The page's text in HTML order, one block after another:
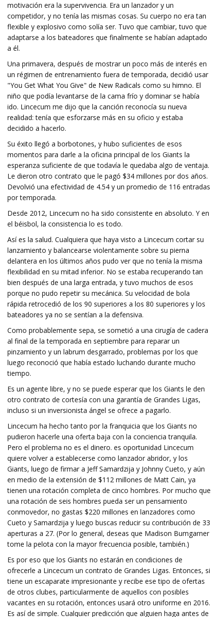
motivación era la supervivencia. Era un lanzador y un
competidor, y no tenía las mismas cosas. Su cuerpo no era tan
flexible y explosivo como solía ser. Tuvo que cambiar, tuvo que
adaptarse a los bateadores que finalmente se habían adaptado
a él.
Una primavera, después de mostrar un poco más de interés en
un régimen de entrenamiento fuera de temporada, decidió usar
"You Get What You Give" de New Radicals como su himno. El
niño que podía levantarse de la cama frío y dominar se había
ido. Lincecum me dijo que la canción reconocía su nueva
realidad: tenía que esforzarse más en su oficio y estaba
decidido a hacerlo.
Su éxito llegó a borbotones, y hubo suficientes de esos
momentos para darle a la oficina principal de los Giants la
esperanza suficiente de que todavía le quedaba algo de ventaja.
Le dieron otro contrato que le pagó $34 millones por dos años.
Devolvió una efectividad de 4.54 y un promedio de 116 entradas
por temporada.
Desde 2012, Lincecum no ha sido consistente en absoluto. Y en
el béisbol, la consistencia lo es todo.
Así es la salud. Cualquiera que haya visto a Lincecum cortar su
lanzamiento y balancearse violentamente sobre su pierna
delantera en los últimos años pudo ver que no tenía la misma
flexibilidad en su mitad inferior. No se estaba recuperando tan
bien después de una larga entrada, y tuvo muchos de esos
porque no pudo repetir su mecánica. Su velocidad de bola
rápida retrocedió de los 90 superiores a los 80 superiores y los
bateadores ya no se sentían a la defensiva.
Como probablemente sepa, se sometió a una cirugía de cadera
al final de la temporada en septiembre para reparar un
pinzamiento y un labrum desgarrado, problemas por los que
luego reconoció que había estado luchando durante mucho
tiempo.
Es un agente libre, y no se puede esperar que los Giants le den
otro contrato de cortesía con una garantía de Grandes Ligas,
incluso si un inversionista ángel se ofrece a pagarlo.
Lincecum ha hecho tanto por la franquicia que los Giants no
pudieron hacerle una oferta baja con la conciencia tranquila.
Pero el problema no es el dinero. es oportunidad Lincecum
quiere volver a establecerse como lanzador abridor, y los
Giants, luego de firmar a Jeff Samardzija y Johnny Cueto, y aún
en medio de la extensión de $112 millones de Matt Cain, ya
tienen una rotación completa de cinco hombres. Por mucho que
una rotación de seis hombres pueda ser un pensamiento
conmovedor, no gastas $220 millones en lanzadores como
Cueto y Samardzija y luego buscas reducir su contribución de 33
aperturas a 27. (Por lo general, deseas que Madison Bumgarner
tome la pelota con la mayor frecuencia posible, también.)
Es por eso que los Giants no estarán en condiciones de
ofrecerle a Lincecum un contrato de Grandes Ligas. Entonces, si
tiene un escaparate impresionante y recibe ese tipo de ofertas
de otros clubes, particularmente de aquellos con posibles
vacantes en su rotación, entonces usará otro uniforme en 2016.
Es así de simple. Cualquier predicción que alguien haga antes de